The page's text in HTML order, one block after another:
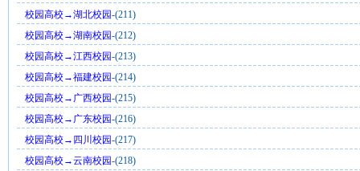
校园高校→湖北校园-(211)
校园高校→湖南校园-(212)
校园高校→江西校园-(213)
校园高校→福建校园-(214)
校园高校→广西校园-(215)
校园高校→广东校园-(216)
校园高校→四川校园-(217)
校园高校→云南校园-(218)